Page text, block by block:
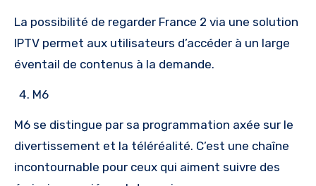
La possibilité de regarder France 2 via une solution
IPTV permet aux utilisateurs d’accéder à un large
éventail de contenus à la demande.
M6
M6 se distingue par sa programmation axée sur le
divertissement et la téléréalité. C’est une chaîne
incontournable pour ceux qui aiment suivre des